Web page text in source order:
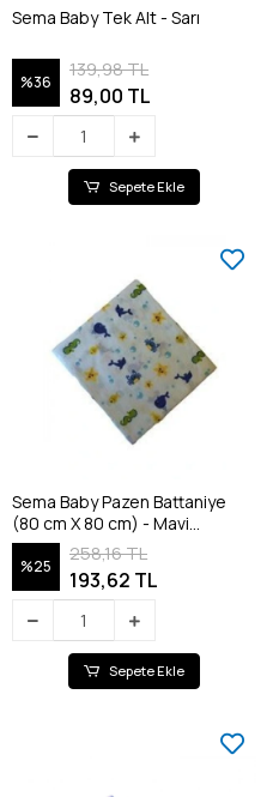
Sema Baby Tek Alt - Sarı
%36
139,98 TL
89,00 TL
Sepete Ekle
Sema Baby Pazen Battaniye
(80 cm X 80 cm) - Mavi
8682476853100
%25
258,16 TL
193,62 TL
Sepete Ekle